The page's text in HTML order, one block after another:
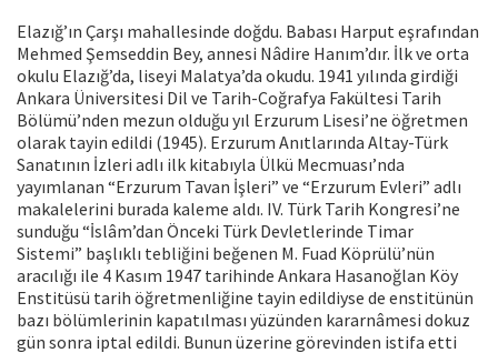
Elazığ’ın Çarşı mahallesinde doğdu. Babası Harput eşrafından
Mehmed Şemseddin Bey, annesi Nâdire Hanım’dır. İlk ve orta
okulu Elazığ’da, liseyi Malatya’da okudu. 1941 yılında girdiği
Ankara Üniversitesi Dil ve Tarih-Coğrafya Fakültesi Tarih
Bölümü’nden mezun olduğu yıl Erzurum Lisesi’ne öğretmen
olarak tayin edildi (1945). Erzurum Anıtlarında Altay-Türk
Sanatının İzleri adlı ilk kitabıyla Ülkü Mecmuası’nda
yayımlanan “Erzurum Tavan İşleri” ve “Erzurum Evleri” adlı
makalelerini burada kaleme aldı. IV. Türk Tarih Kongresi’ne
sunduğu “İslâm’dan Önceki Türk Devletlerinde Timar
Sistemi” başlıklı tebliğini beğenen M. Fuad Köprülü’nün
aracılığı ile 4 Kasım 1947 tarihinde Ankara Hasanoğlan Köy
Enstitüsü tarih öğretmenliğine tayin edildiyse de enstitünün
bazı bölümlerinin kapatılması yüzünden kararnâmesi dokuz
gün sonra iptal edildi. Bunun üzerine görevinden istifa etti